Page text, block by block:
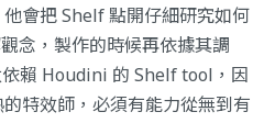
會把 Shelf 點開仔細研究如何
念，製作的時候再依據其調
賴 Houdini 的 Shelf tool，因
特效師，必須有能力從無到有